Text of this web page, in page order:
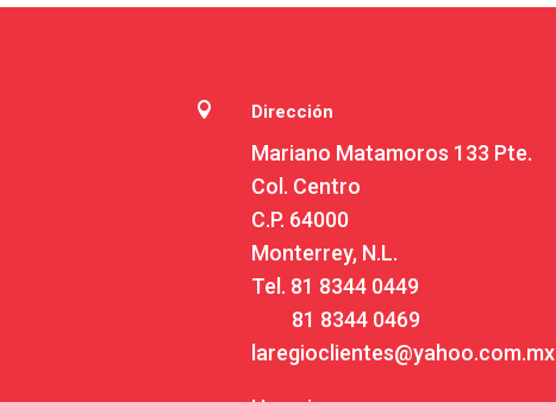
 Dirección
Mariano Matamoros 133 Pte.
Col. Centro
C.P. 64000
Monterrey, N.L.
Tel. 81 8344 0449
81 8344 0469
laregioclientes@yahoo.com.mx